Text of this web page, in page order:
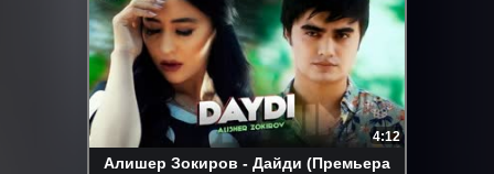
4:12
Алишер Зокиров - Дайди (Премьера